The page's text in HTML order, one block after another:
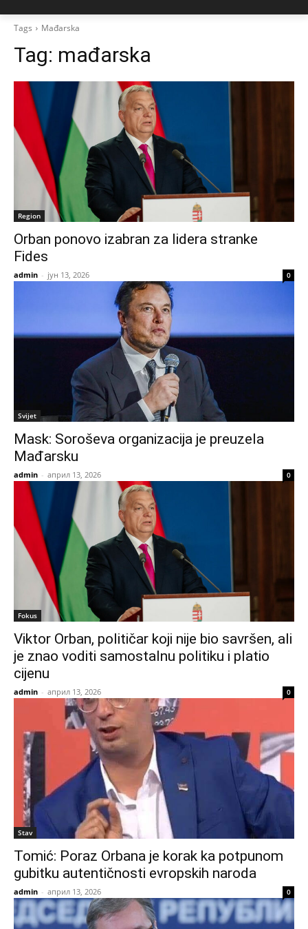
Tags Mađarska
Tag: mađarska
Region
Orban ponovo izabran za lidera stranke
Fides
admin - јун 13, 2026 0
Svijet
Mask: Soroševa organizacija je preuzela
Mađarsku
admin - април 13, 2026 0
Fokus
Viktor Orban, političar koji nije bio savršen, ali
je znao voditi samostalnu politiku i platio
cijenu
admin - април 13, 2026 0
Stav
Tomić: Poraz Orbana je korak ka potpunom
gubitku autentičnosti evropskih naroda
admin - април 13, 2026 0